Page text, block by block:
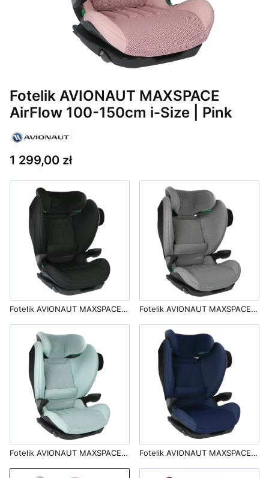
Fotelik AVIONAUT MAXSPACE
AirFlow 100-150cm i-Size | Pink
Cena
1 299,00 zł
Fotelik AVIONAUT MAXSPACE AirFlow 100-150cm i-Size | Black Fotelik AVIONAUT MAXSPACE AirFlow 100-150cm i-Size | Grey
Fotelik AVIONAUT MAXSPACE AirFlow 100-150cm i-Size | Mint Fotelik AVIONAUT MAXSPACE AirFlow 100-150cm i-Size | Navy